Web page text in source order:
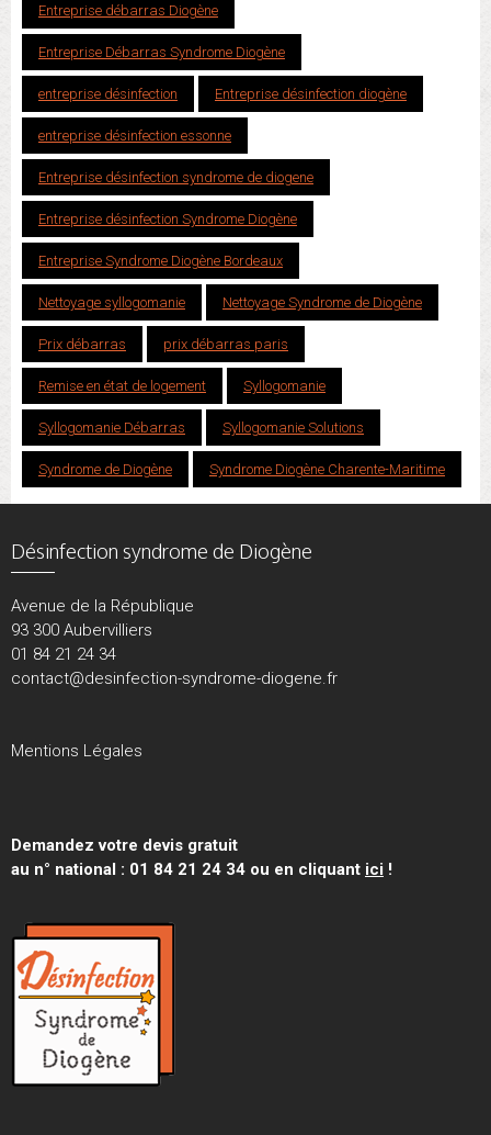
Entreprise débarras Diogène
Entreprise Débarras Syndrome Diogène
entreprise désinfection Entreprise désinfection diogène
entreprise désinfection essonne
Entreprise désinfection syndrome de diogene
Entreprise désinfection Syndrome Diogène
Entreprise Syndrome Diogène Bordeaux
Nettoyage syllogomanie Nettoyage Syndrome de Diogène
Prix débarras prix débarras paris
Remise en état de logement Syllogomanie
Syllogomanie Débarras Syllogomanie Solutions
Syndrome de Diogène Syndrome Diogène Charente-Maritime
Désinfection syndrome de Diogène
Avenue de la République
93 300 Aubervilliers
01 84 21 24 34
contact@desinfection-syndrome-diogene.fr
Mentions Légales
Demandez votre devis gratuit
au n° national : 01 84 21 24 34 ou en cliquant ici !